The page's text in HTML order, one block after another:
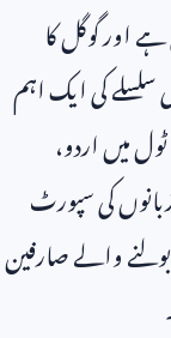
اور گوگل کا
سلسلے کی ایک اہم
میں اردو،
کی سپورٹ
والے صارفین